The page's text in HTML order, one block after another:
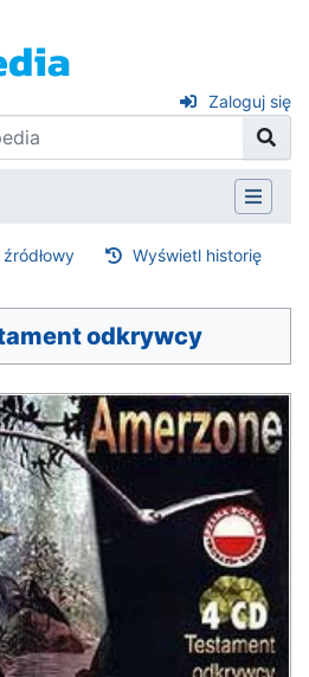
Zaloguj się
źródłowy Wyświetl historię
odkrywcy